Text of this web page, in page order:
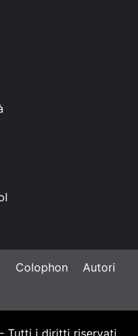
Colophon
Autori
Tutti i diritti riservati